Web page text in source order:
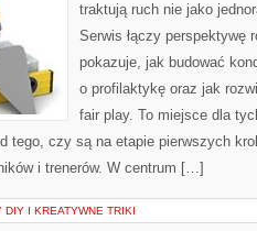
traktują ruch nie jako
Serwis łączy perspektywę
pokazuje, jak budować
o profilaktykę oraz jak
fair play. To miejsce dla
tego, czy są na etapie pierwszych
i trenerów. W centrum […]
DIY I KREATYWNE TRIKI